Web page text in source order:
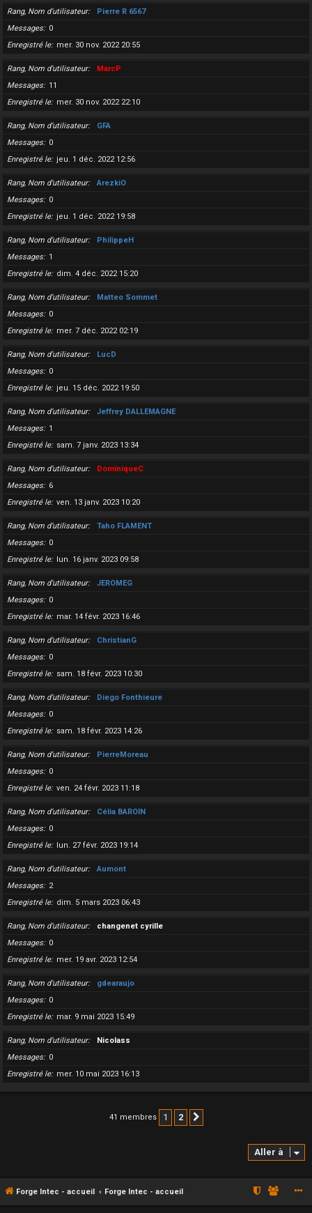
Rang, Nom d’utilisateur
Pierre R 6567
Messages
0
Enregistré le
mer. 30 nov. 2022 20:55
Rang, Nom d’utilisateur
MarcP
Messages
11
Enregistré le
mer. 30 nov. 2022 22:10
Rang, Nom d’utilisateur
GFA
Messages
0
Enregistré le
jeu. 1 déc. 2022 12:56
Rang, Nom d’utilisateur
ArezkiO
Messages
0
Enregistré le
jeu. 1 déc. 2022 19:58
Rang, Nom d’utilisateur
PhilippeH
Messages
1
Enregistré le
dim. 4 déc. 2022 15:20
Rang, Nom d’utilisateur
Matteo Sommet
Messages
0
Enregistré le
mer. 7 déc. 2022 02:19
Rang, Nom d’utilisateur
LucD
Messages
0
Enregistré le
jeu. 15 déc. 2022 19:50
Rang, Nom d’utilisateur
Jeffrey DALLEMAGNE
Messages
1
Enregistré le
sam. 7 janv. 2023 13:34
Rang, Nom d’utilisateur
DominiqueC
Messages
6
Enregistré le
ven. 13 janv. 2023 10:20
Rang, Nom d’utilisateur
Taho FLAMENT
Messages
0
Enregistré le
lun. 16 janv. 2023 09:58
Rang, Nom d’utilisateur
JEROMEG
Messages
0
Enregistré le
mar. 14 févr. 2023 16:46
Rang, Nom d’utilisateur
ChristianG
Messages
0
Enregistré le
sam. 18 févr. 2023 10:30
Rang, Nom d’utilisateur
Diego Fonthieure
Messages
0
Enregistré le
sam. 18 févr. 2023 14:26
Rang, Nom d’utilisateur
PierreMoreau
Messages
0
Enregistré le
ven. 24 févr. 2023 11:18
Rang, Nom d’utilisateur
Célia BAROIN
Messages
0
Enregistré le
lun. 27 févr. 2023 19:14
Rang, Nom d’utilisateur
Aumont
Messages
2
Enregistré le
dim. 5 mars 2023 06:43
Rang, Nom d’utilisateur
changenet cyrille
Messages
0
Enregistré le
mer. 19 avr. 2023 12:54
Rang, Nom d’utilisateur
gdearaujo
Messages
0
Enregistré le
mar. 9 mai 2023 15:49
Rang, Nom d’utilisateur
Nicolass
Messages
0
Enregistré le
mer. 10 mai 2023 16:13
41 membres 1 2
Aller à
Forge Intec - accueil Forge Intec - accueil